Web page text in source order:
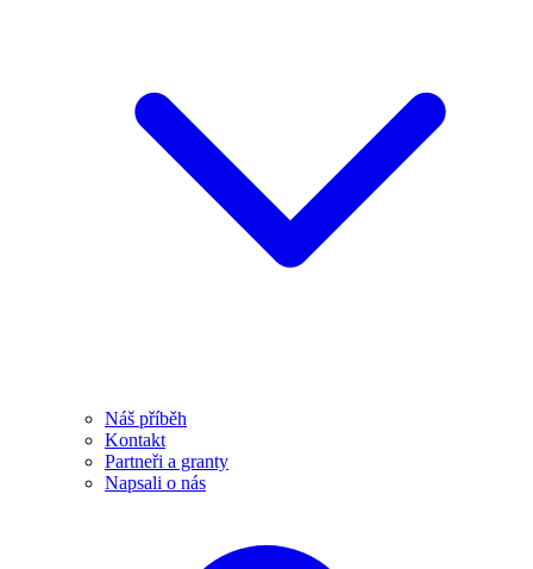
Náš příběh
Kontakt
Partneři a granty
Napsali o nás